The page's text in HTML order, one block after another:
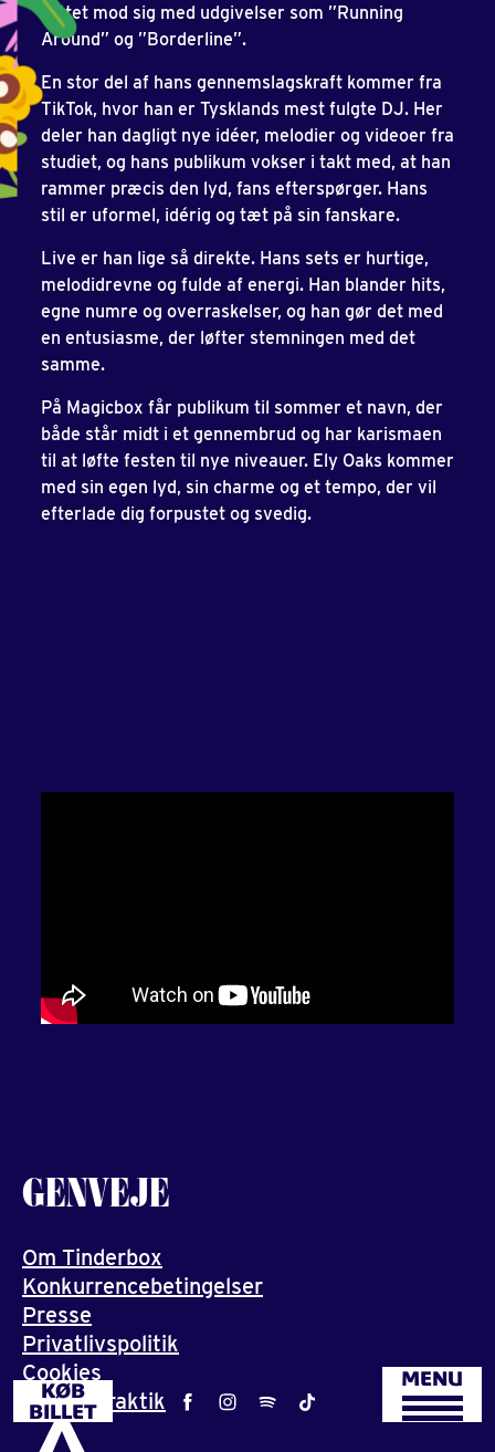
KØB
BILLET
MENU
rettet mod sig med udgivelser som ”Running
Around” og ”Borderline”.
En stor del af hans gennemslagskraft kommer fra
TikTok, hvor han er Tysklands mest fulgte DJ. Her
deler han dagligt nye idéer, melodier og videoer fra
studiet, og hans publikum vokser i takt med, at han
rammer præcis den lyd, fans efterspørger. Hans
stil er uformel, idérig og tæt på sin fanskare.
Live er han lige så direkte. Hans sets er hurtige,
melodidrevne og fulde af energi. Han blander hits,
egne numre og overraskelser, og han gør det med
en entusiasme, der løfter stemningen med det
samme.
På Magicbox får publikum til sommer et navn, der
både står midt i et gennembrud og har karismaen
til at løfte festen til nye niveauer. Ely Oaks kommer
med sin egen lyd, sin charme og et tempo, der vil
efterlade dig forpustet og svedig.
GENVEJE
Om Tinderbox
Konkurrencebetingelser
Presse
Privatlivspolitik
Cookies
Job og praktik